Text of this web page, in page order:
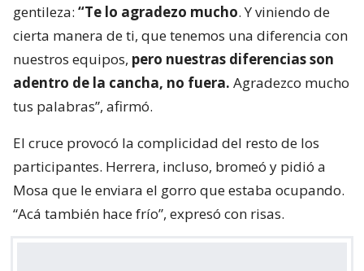
gentileza: “Te lo agradezo mucho. Y viniendo de
cierta manera de ti, que tenemos una diferencia con
nuestros equipos, pero nuestras diferencias son
adentro de la cancha, no fuera. Agradezco mucho
tus palabras”, afirmó.
El cruce provocó la complicidad del resto de los
participantes. Herrera, incluso, bromeó y pidió a
Mosa que le enviara el gorro que estaba ocupando.
“Acá también hace frío”, expresó con risas.